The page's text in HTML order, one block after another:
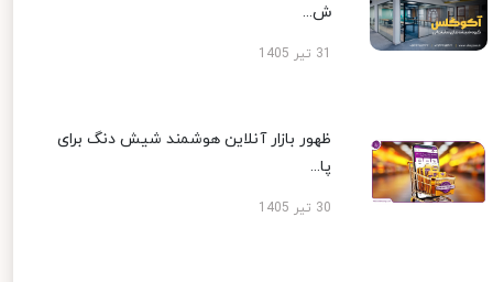
ش...
ظهور بازار آنلاین هوشمند شیش دنگ برای
پا...
30 تیر 1405